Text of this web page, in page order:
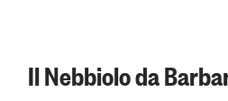
Il Nebbiolo da